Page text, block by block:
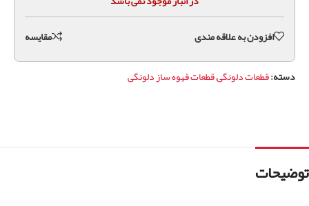
افزودن به علاقه مندی
مقايسه
دسته:قطعات دلونگی,قطعات قهوه ساز دلونگی
توضیحات